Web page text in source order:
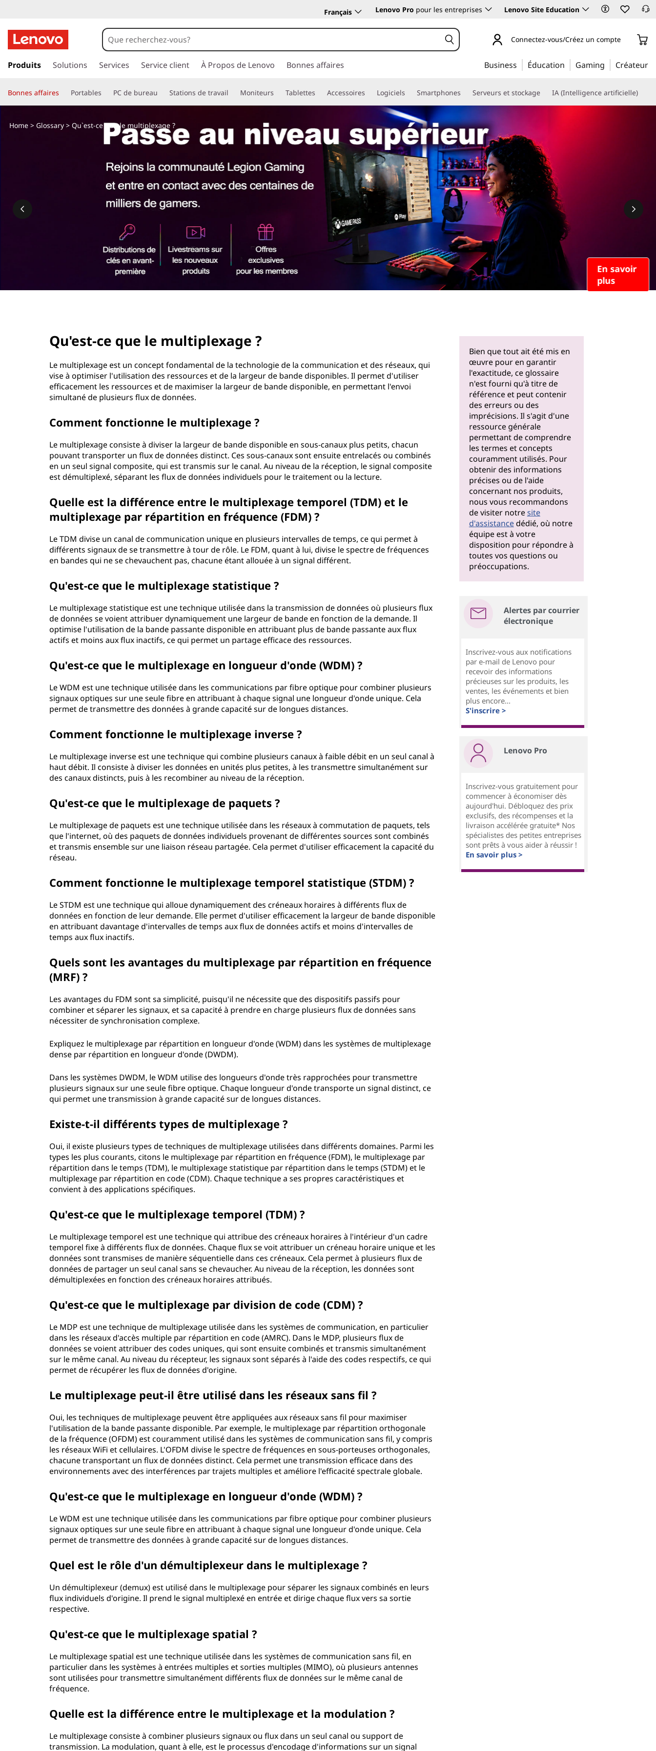
u
e
Français Lenovo Pro pour les entreprises Lenovo Site Education
a
e
r
u
a
Connectez-vous/Créez un compte
Produits Solutions Services Service client À Propos de Lenovo Bonnes affaires Business Éducation Gaming Créateur
Bonnes affaires Portables PC de bureau Stations de travail Moniteurs Tablettes Accessoires Logiciels Smartphones Serveurs et stockage IA (Intelligence artificielle)
En savoir
plus
Home> Glossary> Qu`est-ce que le multiplexage ?
Qu'est-ce que le multiplexage ?
Le multiplexage est un concept fondamental de la technologie de la communication et des réseaux, qui
vise à optimiser l'utilisation des ressources et de la largeur de bande disponibles. Il permet d'utiliser
efficacement les ressources et de maximiser la largeur de bande disponible, en permettant l'envoi
simultané de plusieurs flux de données.
Comment fonctionne le multiplexage ?
Le multiplexage consiste à diviser la largeur de bande disponible en sous-canaux plus petits, chacun
pouvant transporter un flux de données distinct. Ces sous-canaux sont ensuite entrelacés ou combinés
en un seul signal composite, qui est transmis sur le canal. Au niveau de la réception, le signal composite
est démultiplexé, séparant les flux de données individuels pour le traitement ou la lecture.
Quelle est la différence entre le multiplexage temporel (TDM) et le
multiplexage par répartition en fréquence (FDM) ?
Le TDM divise un canal de communication unique en plusieurs intervalles de temps, ce qui permet à
différents signaux de se transmettre à tour de rôle. Le FDM, quant à lui, divise le spectre de fréquences
en bandes qui ne se chevauchent pas, chacune étant allouée à un signal différent.
Qu'est-ce que le multiplexage statistique ?
Le multiplexage statistique est une technique utilisée dans la transmission de données où plusieurs flux
de données se voient attribuer dynamiquement une largeur de bande en fonction de la demande. Il
optimise l'utilisation de la bande passante disponible en attribuant plus de bande passante aux flux
actifs et moins aux flux inactifs, ce qui permet un partage efficace des ressources.
Qu'est-ce que le multiplexage en longueur d'onde (WDM) ?
Le WDM est une technique utilisée dans les communications par fibre optique pour combiner plusieurs
signaux optiques sur une seule fibre en attribuant à chaque signal une longueur d'onde unique. Cela
permet de transmettre des données à grande capacité sur de longues distances.
Comment fonctionne le multiplexage inverse ?
Le multiplexage inverse est une technique qui combine plusieurs canaux à faible débit en un seul canal à
haut débit. Il consiste à diviser les données en unités plus petites, à les transmettre simultanément sur
des canaux distincts, puis à les recombiner au niveau de la réception.
Qu'est-ce que le multiplexage de paquets ?
Le multiplexage de paquets est une technique utilisée dans les réseaux à commutation de paquets, tels
que l'internet, où des paquets de données individuels provenant de différentes sources sont combinés
et transmis ensemble sur une liaison réseau partagée. Cela permet d'utiliser efficacement la capacité du
réseau.
Comment fonctionne le multiplexage temporel statistique (STDM) ?
Le STDM est une technique qui alloue dynamiquement des créneaux horaires à différents flux de
données en fonction de leur demande. Elle permet d'utiliser efficacement la largeur de bande disponible
en attribuant davantage d'intervalles de temps aux flux de données actifs et moins d'intervalles de
temps aux flux inactifs.
Quels sont les avantages du multiplexage par répartition en fréquence
(MRF) ?
Les avantages du FDM sont sa simplicité, puisqu'il ne nécessite que des dispositifs passifs pour
combiner et séparer les signaux, et sa capacité à prendre en charge plusieurs flux de données sans
nécessiter de synchronisation complexe.
Expliquez le multiplexage par répartition en longueur d'onde (WDM) dans les systèmes de multiplexage
dense par répartition en longueur d'onde (DWDM).
Dans les systèmes DWDM, le WDM utilise des longueurs d'onde très rapprochées pour transmettre
plusieurs signaux sur une seule fibre optique. Chaque longueur d'onde transporte un signal distinct, ce
qui permet une transmission à grande capacité sur de longues distances.
Existe-t-il différents types de multiplexage ?
Oui, il existe plusieurs types de techniques de multiplexage utilisées dans différents domaines. Parmi les
types les plus courants, citons le multiplexage par répartition en fréquence (FDM), le multiplexage par
répartition dans le temps (TDM), le multiplexage statistique par répartition dans le temps (STDM) et le
multiplexage par répartition en code (CDM). Chaque technique a ses propres caractéristiques et
convient à des applications spécifiques.
Qu'est-ce que le multiplexage temporel (TDM) ?
Le multiplexage temporel est une technique qui attribue des créneaux horaires à l'intérieur d'un cadre
temporel fixe à différents flux de données. Chaque flux se voit attribuer un créneau horaire unique et les
données sont transmises de manière séquentielle dans ces créneaux. Cela permet à plusieurs flux de
données de partager un seul canal sans se chevaucher. Au niveau de la réception, les données sont
démultiplexées en fonction des créneaux horaires attribués.
Qu'est-ce que le multiplexage par division de code (CDM) ?
Le MDP est une technique de multiplexage utilisée dans les systèmes de communication, en particulier
dans les réseaux d'accès multiple par répartition en code (AMRC). Dans le MDP, plusieurs flux de
données se voient attribuer des codes uniques, qui sont ensuite combinés et transmis simultanément
sur le même canal. Au niveau du récepteur, les signaux sont séparés à l'aide des codes respectifs, ce qui
permet de récupérer les flux de données d'origine.
Le multiplexage peut-il être utilisé dans les réseaux sans fil ?
Oui, les techniques de multiplexage peuvent être appliquées aux réseaux sans fil pour maximiser
l'utilisation de la bande passante disponible. Par exemple, le multiplexage par répartition orthogonale
de la fréquence (OFDM) est couramment utilisé dans les systèmes de communication sans fil, y compris
les réseaux WiFi et cellulaires. L'OFDM divise le spectre de fréquences en sous-porteuses orthogonales,
chacune transportant un flux de données distinct. Cela permet une transmission efficace dans des
environnements avec des interférences par trajets multiples et améliore l'efficacité spectrale globale.
Qu'est-ce que le multiplexage en longueur d'onde (WDM) ?
Le WDM est une technique utilisée dans les communications par fibre optique pour combiner plusieurs
signaux optiques sur une seule fibre en attribuant à chaque signal une longueur d'onde unique. Cela
permet de transmettre des données à grande capacité sur de longues distances.
Quel est le rôle d'un démultiplexeur dans le multiplexage ?
Un démultiplexeur (demux) est utilisé dans le multiplexage pour séparer les signaux combinés en leurs
flux individuels d'origine. Il prend le signal multiplexé en entrée et dirige chaque flux vers sa sortie
respective.
Qu'est-ce que le multiplexage spatial ?
Le multiplexage spatial est une technique utilisée dans les systèmes de communication sans fil, en
particulier dans les systèmes à entrées multiples et sorties multiples (MIMO), où plusieurs antennes
sont utilisées pour transmettre simultanément différents flux de données sur le même canal de
fréquence.
Quelle est la différence entre le multiplexage et la modulation ?
Le multiplexage consiste à combiner plusieurs signaux ou flux dans un seul canal ou support de
transmission. La modulation, quant à elle, est le processus d'encodage d'informations sur un signal
Bien que tout ait été mis en
œuvre pour en garantir
l'exactitude, ce glossaire
n'est fourni qu'à titre de
référence et peut contenir
des erreurs ou des
imprécisions. Il s'agit d'une
ressource générale
permettant de comprendre
les termes et concepts
couramment utilisés. Pour
obtenir des informations
précises ou de l'aide
concernant nos produits,
nous vous recommandons
de visiter notresite
d'assistancedédié, où notre
équipe est à votre
disposition pour répondre à
toutes vos questions ou
préoccupations.
Alertes par courrier
électronique
Inscrivez-vous aux notifications
par e-mail de Lenovo pour
recevoir des informations
précieuses sur les produits, les
ventes, les événements et bien
plus encore...
S'inscrire >
Lenovo Pro
Inscrivez-vous gratuitement pour
commencer à économiser dès
aujourd'hui. Débloquez des prix
exclusifs, des récompenses et la
livraison accélérée gratuite* Nos
spécialistes des petites entreprises
sont prêts à vous aider à réussir !
En savoir plus >